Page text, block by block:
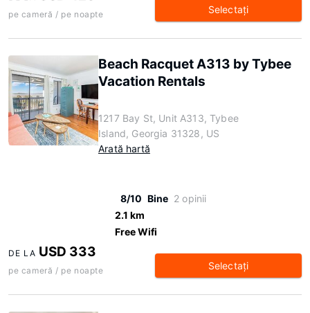
pe cameră / pe noapte Selectaţi
Beach Racquet A313 by Tybee
Vacation Rentals
1217 Bay St, Unit A313, Tybee
Island, Georgia 31328, US
Arată hartă
8/10 Bine 2 opinii
2.1 km
Free Wifi
DE LA USD 333
pe cameră / pe noapte Selectaţi